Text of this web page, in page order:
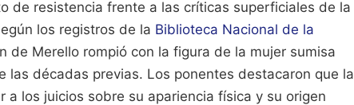
de resistencia frente a las críticas superficiales de la
los registros de la Biblioteca Nacional de la
de Merello rompió con la figura de la mujer sumisa
las décadas previas. Los ponentes destacaron que la
los juicios sobre su apariencia física y su origen